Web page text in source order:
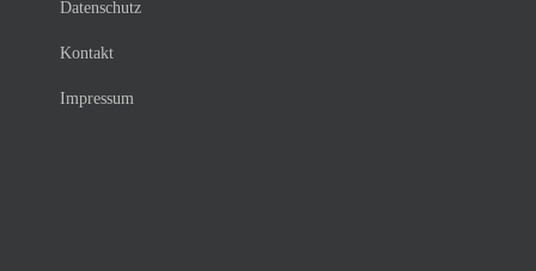
Datenschutz
Kontakt
Impressum